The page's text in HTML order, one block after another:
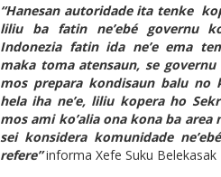
“Hanesan autoridade ita tenke
liliu ba fatin ne’ebé governu
Indonezia fatin ida ne’e ema
maka toma atensaun, se
mos prepara kondisaun balu no
hela iha ne’e, liliu kopera ho
mos ami ko’alia ona kona ba area
sei konsidera komunidade
refere”informa Xefe Suku Belekasak